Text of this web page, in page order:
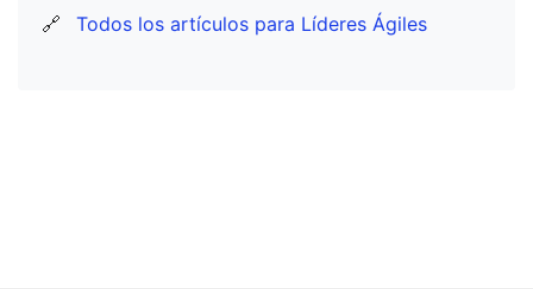
🔗
Todos los artículos para Líderes Ágiles